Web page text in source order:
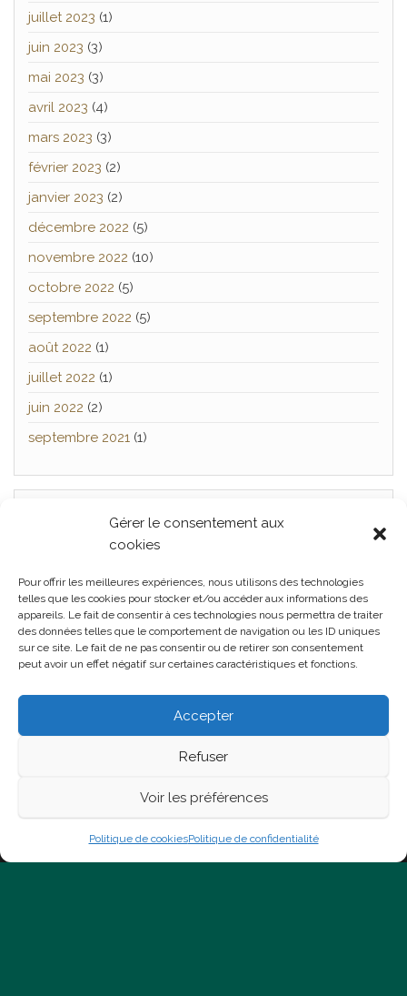
Gérer le consentement aux
cookies
Pour offrir les meilleures expériences, nous utilisons des technologies
telles que les cookies pour stocker et/ou accéder aux informations des
appareils. Le fait de consentir à ces technologies nous permettra de traiter
des données telles que le comportement de navigation ou les ID uniques
sur ce site. Le fait de ne pas consentir ou de retirer son consentement
peut avoir un effet négatif sur certaines caractéristiques et fonctions.
Accepter
Refuser
Voir les préférences
Politique de cookiesPolitique de confidentialité
juillet 2023 (1)
juin 2023 (3)
mai 2023 (3)
avril 2023 (4)
mars 2023 (3)
février 2023 (2)
janvier 2023 (2)
décembre 2022 (5)
novembre 2022 (10)
octobre 2022 (5)
septembre 2022 (5)
août 2022 (1)
juillet 2022 (1)
juin 2022 (2)
septembre 2021 (1)
TWITTER
Facebook Twitter
Politique
de confidentialité
Politique de
Fièrement propulsé parWordPress
Blog